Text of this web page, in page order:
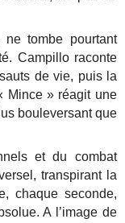
tombe pourtant
Campillo raconte
de vie, puis la
Mince » réagit une
bouleversant que
et du combat
transpirant la
chaque seconde,
A l’image de